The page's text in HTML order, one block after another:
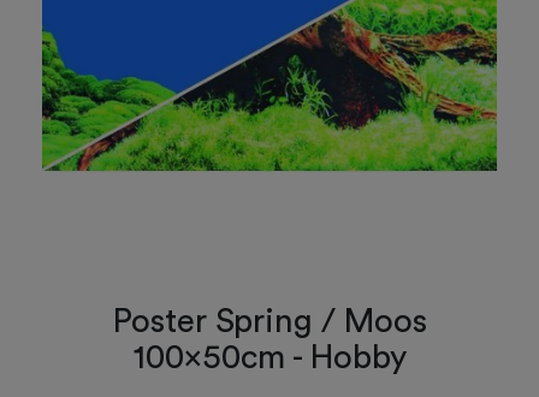
Poster Spring / Moos
100x50cm - Hobby